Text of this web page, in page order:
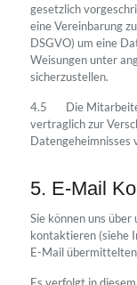
gesetzlich
eine Vereinbarung
DSGVO) um eine
Weisungen unter
sicherzustellen.
4.5 Die Mitarbeiter
vertraglich zur
Datengeheimnisses
5. E-Mail
Sie können uns
kontaktieren (siehe
E-Mail